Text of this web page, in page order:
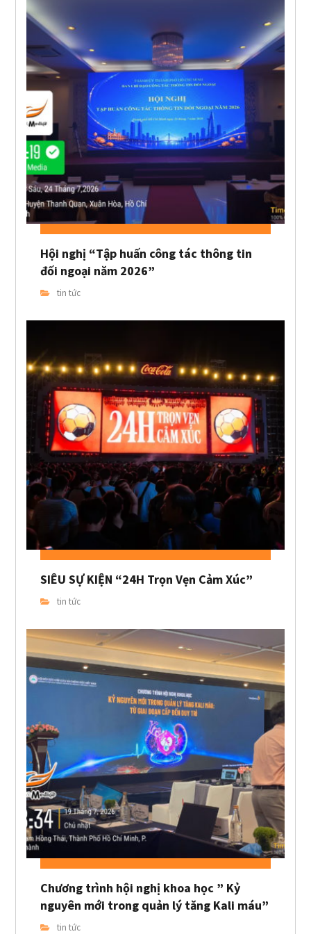
Hội nghị “Tập huấn công tác thông tin
đối ngoại năm 2026”
tin tức
SIÊU SỰ KIỆN “24H Trọn Vẹn Cảm Xúc”
tin tức
Chương trình hội nghị khoa học ” Kỷ
nguyên mới trong quản lý tăng Kali máu”
tin tức